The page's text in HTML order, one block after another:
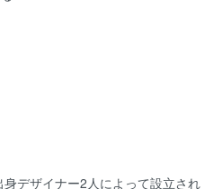
デザイナー2人によって設立され